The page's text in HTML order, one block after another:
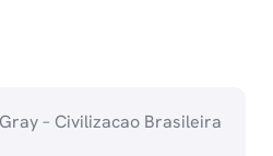
– Civilizacao Brasileira